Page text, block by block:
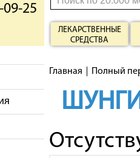
09-25
ЛЕКАРСТВЕННЫЕ
СРЕДСТВА
Главная Полный